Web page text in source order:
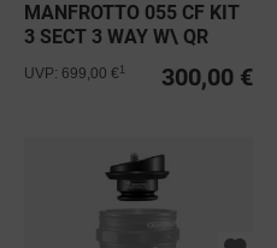
MANFROTTO 055 CF KIT
3 SECT 3 WAY W\ QR
300,00 €
UVP: 699,00 €